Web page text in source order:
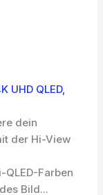
UHD QLED,
dein
der Hi-View
QLED-Farben
Bild...